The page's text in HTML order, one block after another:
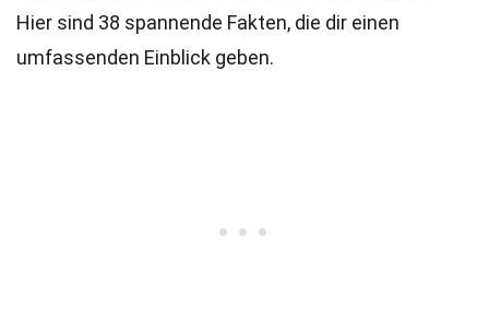
Hier sind 38 spannende Fakten, die dir einen
umfassenden Einblick geben.